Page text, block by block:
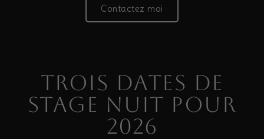
Contactez moi
Trois dates de
stage nuit pour
2026